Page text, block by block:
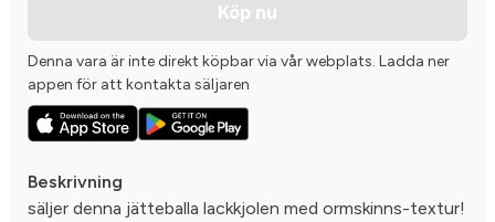
Köp nu
Denna vara är inte direkt köpbar via vår webplats. Ladda ner
appen för att kontakta säljaren
Beskrivning
säljer denna jätteballa lackkjolen med ormskinns-textur!